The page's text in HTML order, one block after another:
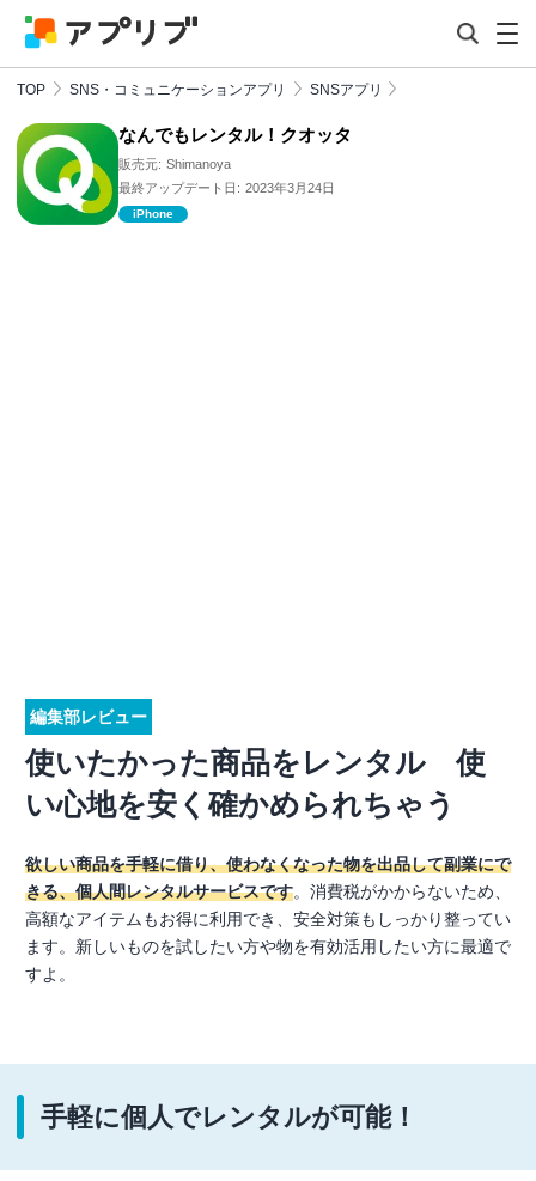
TOP SNS・コミュニケーションアプリ SNSアプリ
なんでもレンタル！クオッタ
販売元: Shimanoya
最終アップデート日: 2023年3月24日
iPhone
編集部レビュー
使いたかった商品をレンタル 使
い心地を安く確かめられちゃう
欲しい商品を手軽に借り、使わなくなった物を出品して副業にで
きる、個人間レンタルサービスです。消費税がかからないため、
高額なアイテムもお得に利用でき、安全対策もしっかり整ってい
ます。新しいものを試したい方や物を有効活用したい方に最適で
すよ。
手軽に個人でレンタルが可能！